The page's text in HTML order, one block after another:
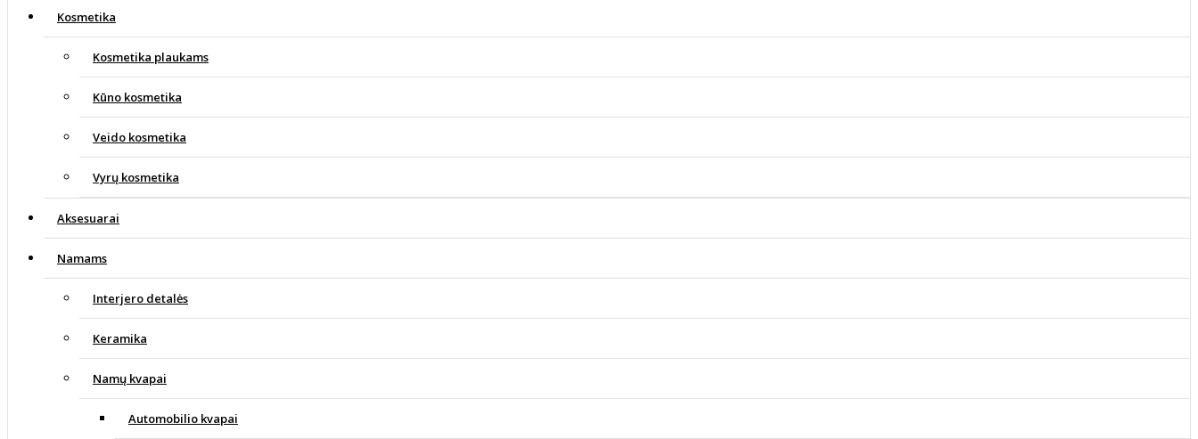
Kosmetika
Kosmetika plaukams
Kūno kosmetika
Veido kosmetika
Vyrų kosmetika
Aksesuarai
Namams
Interjero detalės
Keramika
Namų kvapai
Automobilio kvapai